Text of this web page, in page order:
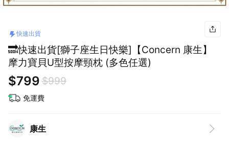
快速出貨
🔜快速出貨[獅子座生日快樂]【Concern 康生】
摩力寶貝U型按摩頸枕 (多色任選)
$799 $999
免運費
康生